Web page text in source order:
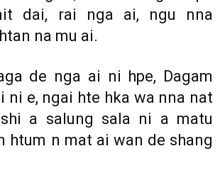
dai, rai nga ai, ngu nna
na mu ai.
de nga ai ni hpe, Dagam
ni e, ngai hte hka wa nna nat
a salung sala ni a matu
htum n mat ai wan de shang